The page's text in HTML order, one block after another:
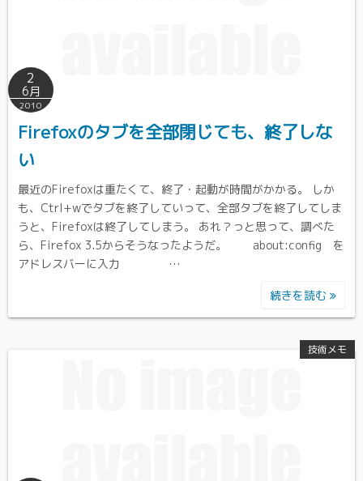
2
6月
2010
Firefoxのタブを全部閉じても、終了しな
い
最近のFirefoxは重たくて、終了・起動が時間がかかる。 しか
も、Ctrl+wでタブを終了していって、全部タブを終了してしま
うと、Firefoxは終了してしまう。 あれ？っと思って、調べた
ら、Firefox 3.5からそうなったようだ。 about:config を
アドレスバーに入力 …
続きを読む
技術メモ